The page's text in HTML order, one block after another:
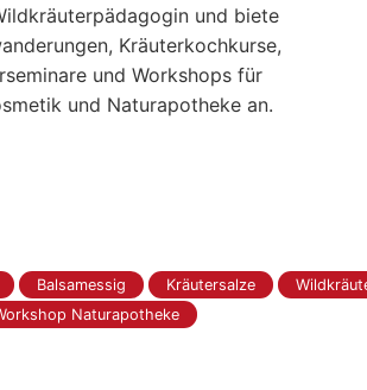
und biete
Kräuterkochkurse,
und Workshops für
und Naturapotheke an.
Balsamessig Kräutersalze
Naturapotheke